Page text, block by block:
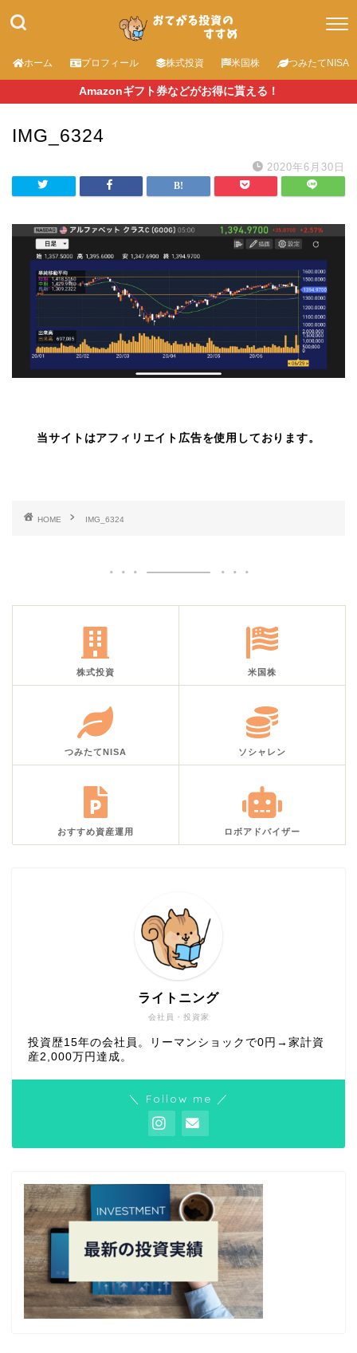
ホーム プロフィール 株式投資 米国株 つみたてNISA
Amazonギフト券などがお得に貰える！
IMG_6324
2020年6月30日
当サイトはアフィリエイト広告を使用しております。
HOME IMG_6324
株式投資 米国株
つみたてNISA ソシャレン
おすすめ資産運用 ロボアドバイザー
会社員・投資家
ライトニング
投資歴15年の会社員。リーマンショックで0円→家計資
産2,000万円達成。
＼ Follow me ／